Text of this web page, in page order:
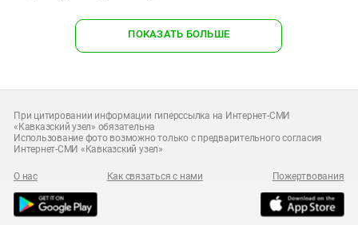
ПОКАЗАТЬ БОЛЬШЕ
При цитировании информации гиперссылка на Интернет-СМИ
«Кавказский узел» обязательна
Использование фото возможно только с предварительного согласия
Интернет-СМИ «Кавказский узел»
О нас Как связаться с нами Пожертвования